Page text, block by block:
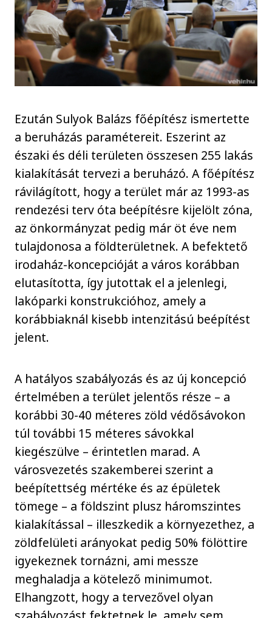
Ezután Sulyok Balázs főépítész ismertette
a beruházás paramétereit. Eszerint az
északi és déli területen összesen 255 lakás
kialakítását tervezi a beruházó. A főépítész
rávilágított, hogy a terület már az 1993-as
rendezési terv óta beépítésre kijelölt zóna,
az önkormányzat pedig már öt éve nem
tulajdonosa a földterületnek. A befektető
irodaház-koncepcióját a város korábban
elutasította, így jutottak el a jelenlegi,
lakóparki konstrukcióhoz, amely a
korábbiaknál kisebb intenzitású beépítést
jelent.
A hatályos szabályozás és az új koncepció
értelmében a terület jelentős része – a
korábbi 30-40 méteres zöld védősávokon
túl további 15 méteres sávokkal
kiegészülve – érintetlen marad. A
városvezetés szakemberei szerint a
beépítettség mértéke és az épületek
tömege – a földszint plusz háromszintes
kialakítással – illeszkedik a környezethez, a
zöldfelületi arányokat pedig 50% fölöttire
igyekeznek tornázni, ami messze
meghaladja a kötelező minimumot.
Elhangzott, hogy a tervezővel olyan